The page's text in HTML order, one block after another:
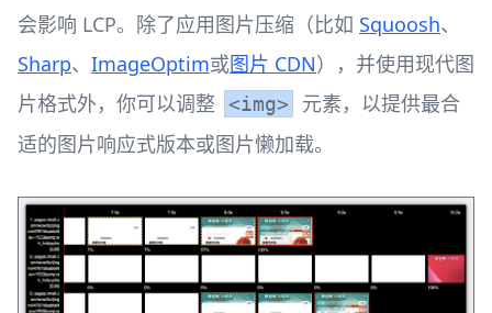
会影响 LCP。除了应用图片压缩（比如 Squoosh、
Sharp、 ImageOptim或图片 CDN），并使用现代图
片格式外，你可以调整
<img>
元素，以提供最合
适的图片响应式版本或图片懒加载。